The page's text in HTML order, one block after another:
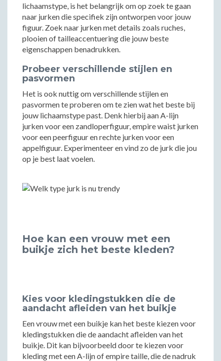
lichaamstype, is het belangrijk om op zoek te gaan
naar jurken die specifiek zijn ontworpen voor jouw
figuur. Zoek naar jurken met details zoals ruches,
plooien of tailleaccentuering die jouw beste
eigenschappen benadrukken.
Probeer verschillende stijlen en
pasvormen
Het is ook nuttig om verschillende stijlen en
pasvormen te proberen om te zien wat het beste bij
jouw lichaamstype past. Denk hierbij aan A-lijn
jurken voor een zandloperfiguur, empire waist jurken
voor een peerfiguur en rechte jurken voor een
appelfiguur. Experimenteer en vind zo de jurk die jou
op je best laat voelen.
Hoe kan een vrouw met een
buikje zich het beste kleden?
Kies voor kledingstukken die de
aandacht afleiden van het buikje
Een vrouw met een buikje kan het beste kiezen voor
kledingstukken die de aandacht afleiden van het
buikje. Dit kan bijvoorbeeld door te kiezen voor
kleding met een A-lijn of empire taille, die de nadruk